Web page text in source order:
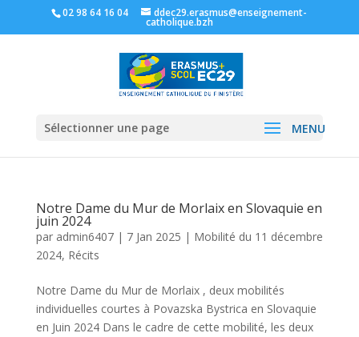
02 98 64 16 04 ddec29.erasmus@enseignement-
catholique.bzh
Sélectionner une page
Notre Dame du Mur de Morlaix en Slovaquie en
juin 2024
par admin6407| 7 Jan 2025 | Mobilité du 11 décembre
2024, Récits
Notre Dame du Mur de Morlaix , deux mobilités
individuelles courtes à Povazska Bystrica en Slovaquie
en Juin 2024 Dans le cadre de cette mobilité, les deux